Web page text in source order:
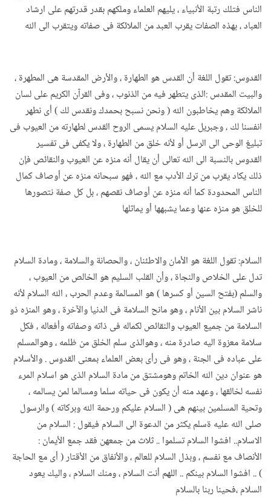
الناس فتلك رتبة الأنبياء ، يليهم العلماء وملكهم بقدر قدرتهم على ارشاد
العباد ، بهذه الصفات يقرب العبد من الملائكة فى صفاته ويتقرب الى الله
القدوس: تقول اللغة أن القدس هو الطهارة ، والأرض المقدسة هى المطهرة ،
والبيت المقدس :الذى يتطهر فيه من الذنوب ، وفى القرآن الكريم على لسان
الملائكة وهم يخاطبون الله ( ونحن نسبح بحمدك ونقدس لك ) أى نطهر
انفسنا لك ، وجبريل عليه السلام يسمى الروح القدس لطهارته من العيوب فى
تبليغ الوحى الى الرسل أو لأنه خلق من الطهارة ، ولا يكفى فى تفسير
القدوس بالنسبة الى الله تعالى أن يقال أنه منزه عن العيوب والنقائص فإن
ذلك يكاد يقرب من ترك الأدب مع الله ، فهو سبحانه منزه عن أوصاف كمال
الناس المحدودة كما أنه منزه عن أوصاف نقصهم ، بل كل صفة نتصورها
للخلق هو منزه عنها وعما يشبهها أو يماثلها
السلام: تقول اللغة هو الأمان والاطئنان ، والحصانة والسلامة ، ومادة السلام
تدل على الخلاص والنجاة ، وأن القلب السليم هو الخالص من العيوب ،
والسلم (بفتح السين أو كسرها ) هو المسالمة وعدم الحرب ، الله السلام لأنه
ناشر السلام بين الأنام ، وهو مانح السلامة فى الدنيا والآخرة ، وهو المنزه ذو
السلامة من جميع العيوب والنقائص لكماله فى ذاته وصفاته وأفعاله ، فكل
سلامة معزوة اليه صادرة منه ، وهوالذى سلم الخلق من ظلمه ، وهوالمسلم
على عباده فى الجنة ، وهو فى رأى بعض العلماء بمعنى القدوس . والأسلام
هو عنوان دين الله الخاتم وهومشتق من مادة السلام الذى هو اسلام المرء
نفسه لخالقها ، وعهد منه أن يكون فى حياته سلما ومسالما لمن يسالمه ،
وتحية المسلمين بينهم هى ( السلام عليكم ورحمة الله وبركاته ) والرسول
صلى الله عليه ةسلم يكثر من الدعوة الى السلام فيقول : السلام من
الاسلام.. افشوا السلام تسلموا .. ثلاث من جمعهن فقد جمع الأيمان :
الأنصاف مع نفسم ، وبذل السلام للعالم ، والأنفاق من الأقتار ( أى مع الحاجة
) .. افشوا السلام بينكم .. اللهم أنت السلام ، ومنك السلام ، واليك يعود
السلام ،فحينا ربنا بالسلام